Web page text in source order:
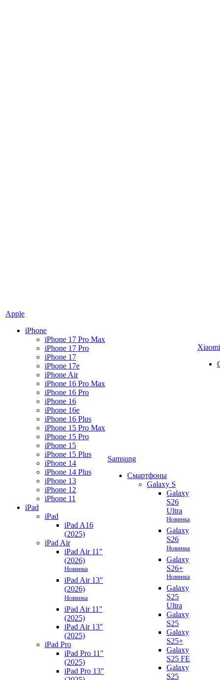
Apple
iPhone
iPhone 17 Pro Max
iPhone 17 Pro
iPhone 17
iPhone 17e
iPhone Air
iPhone 16 Pro Max
iPhone 16 Pro
iPhone 16
iPhone 16e
iPhone 16 Plus
iPhone 15 Pro Max
iPhone 15 Pro
iPhone 15
iPhone 15 Plus
iPhone 14
iPhone 14 Plus
iPhone 13
iPhone 12
iPhone 11
iPad
iPad
iPad A16
(2025)
iPad Air
iPad Air 11"
(2026)
Новинка
iPad Air 13"
(2026)
Новинка
iPad Air 11"
(2025)
iPad Air 13"
(2025)
iPad Pro
iPad Pro 11"
(2025)
iPad Pro 13"
Samsung
Смартфоны
Galaxy S
Galaxy
S26
Ultra
Новинка
Galaxy
S26
Новинка
Galaxy
S26+
Новинка
Galaxy
S25
Ultra
Galaxy
S25
Galaxy
S25+
Galaxy
S25 FE
Galaxy
S25
Xiaomi